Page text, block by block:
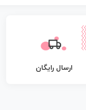
ارسال رایگان